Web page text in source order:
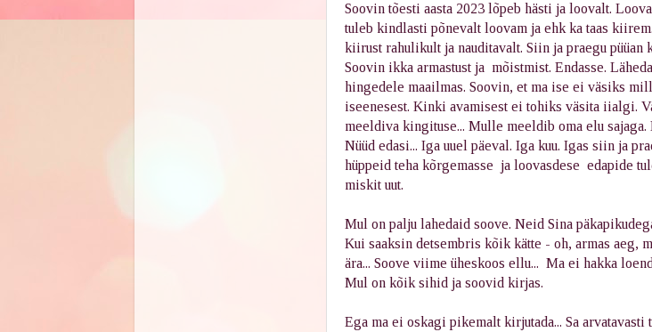
Soovin tõesti aasta 2023 lõpeb hästi ja loovalt.
tuleb kindlasti põnevalt loovam ja ehk ka taas
kiirust rahulikult ja nauditavalt. Siin ja praegu püüan
Soovin ikka armastust ja mõistmist. Endasse.
hingedele maailmas. Soovin, et ma ise ei väsiks
iseenesest. Kinki avamisest ei tohiks väsita iialgi.
meeldiva kingituse... Mulle meeldib oma elu
Nüüd edasi... Iga uuel päeval. Iga kuu. Igas siin ja
hüppeid teha kõrgemasse ja loovasdese edapide
miskit uut.
Mul on palju lahedaid soove. Neid Sina
Kui saaksin detsembris kõik kätte - oh, armas aeg,
ära... Soove viime üheskoos ellu... Ma ei hakka
Mul on kõik sihid ja soovid kirjas.
Ega ma ei oskagi pikemalt kirjutada... Sa arvatavasti